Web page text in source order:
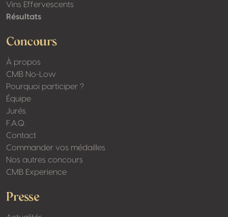
Vins Effervescents
Résultats
Concours
À propos
CMB No-Low
Pourquoi participer ?
Équipe
Jurés
F.A.Q.
Contact
Commander vos médailles
Nos autres concours
CMB Experience
Presse